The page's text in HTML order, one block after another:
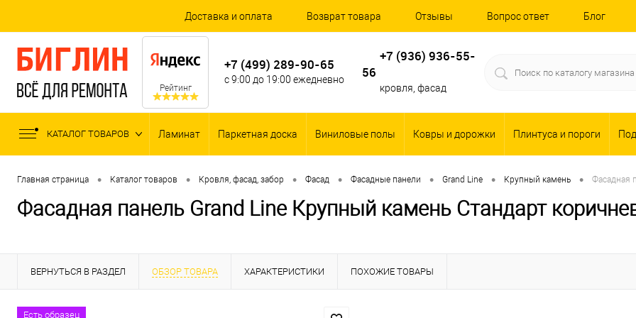
Доставка и оплата Возврат товара Отзывы Вопрос ответ Блог
Рейтинг
+7 (499) 289-90-65
с 9:00 до 19:00 ежедневно
+7 (936) 936-55-
56
кровля, фасад
КАТАЛОГ ТОВАРОВ Ламинат Паркетная доска Виниловые полы Ковры и дорожки Плинтуса и пороги
Главная страница • Каталог товаров • Кровля, фасад, забор • Фасад • Фасадные панели • Grand Line • Крупный камень • Фасадная
Фасадная панель Grand Line Крупный камень Стандарт
ВЕРНУТЬСЯ В РАЗДЕЛ ОБЗОР ТОВАРА ХАРАКТЕРИСТИКИ ПОХОЖИЕ ТОВАРЫ
Есть образец